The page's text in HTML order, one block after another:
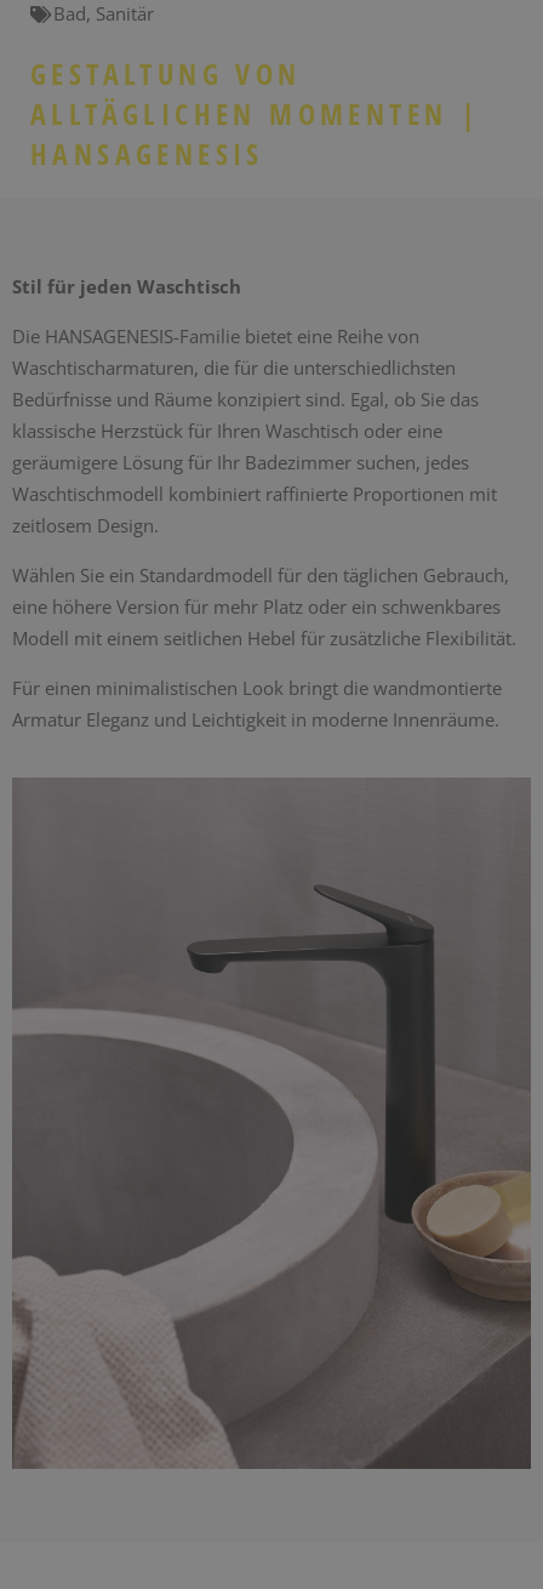
Bad, Sanitär
GESTALTUNG VON
ALLTÄGLICHEN MOMENTEN |
HANSAGENESIS
Stil für jeden Waschtisch
Die HANSAGENESIS-Familie bietet eine Reihe von
Waschtischarmaturen, die für die unterschiedlichsten
Bedürfnisse und Räume konzipiert sind. Egal, ob Sie das
klassische Herzstück für Ihren Waschtisch oder eine
geräumigere Lösung für Ihr Badezimmer suchen, jedes
Waschtischmodell kombiniert raffinierte Proportionen mit
zeitlosem Design.
Wählen Sie ein Standardmodell für den täglichen Gebrauch,
eine höhere Version für mehr Platz oder ein schwenkbares
Modell mit einem seitlichen Hebel für zusätzliche Flexibilität.
Für einen minimalistischen Look bringt die wandmontierte
Armatur Eleganz und Leichtigkeit in moderne Innenräume.